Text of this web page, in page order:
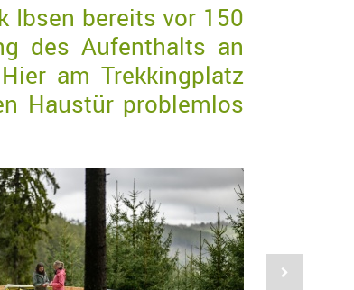
Ibsen bereits vor 150
des Aufenthalts an
am Trekkingplatz
Haustür problemlos